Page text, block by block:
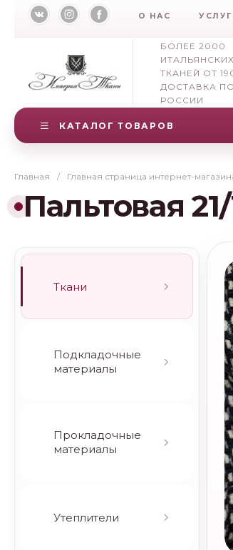
О НАС
БОЛЕЕ 2000
ИТАЛЬЯНСКИХ
ТКАНЕЙ ОТ
ДОСТАВКА ПО
РОССИИ
КАТАЛОГ ТОВАРОВ
Главная / Главная страница интернет-
Пальтовая
Ткани
Подкладочные
материалы
Прокладочные
материалы
Утеплители